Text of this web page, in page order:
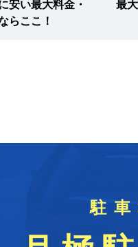
安い最大料金・
らここ！
最
駐